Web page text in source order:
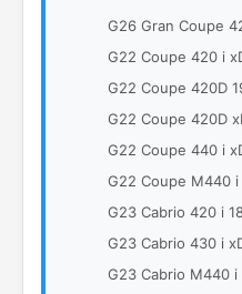
G26 Gran Coupe
G22 Coupe 420 i
G22 Coupe 420D
G22 Coupe 420D
G22 Coupe 440 i
G22 Coupe M440
G23 Cabrio 420 i
G23 Cabrio 430 i
G23 Cabrio M440 i